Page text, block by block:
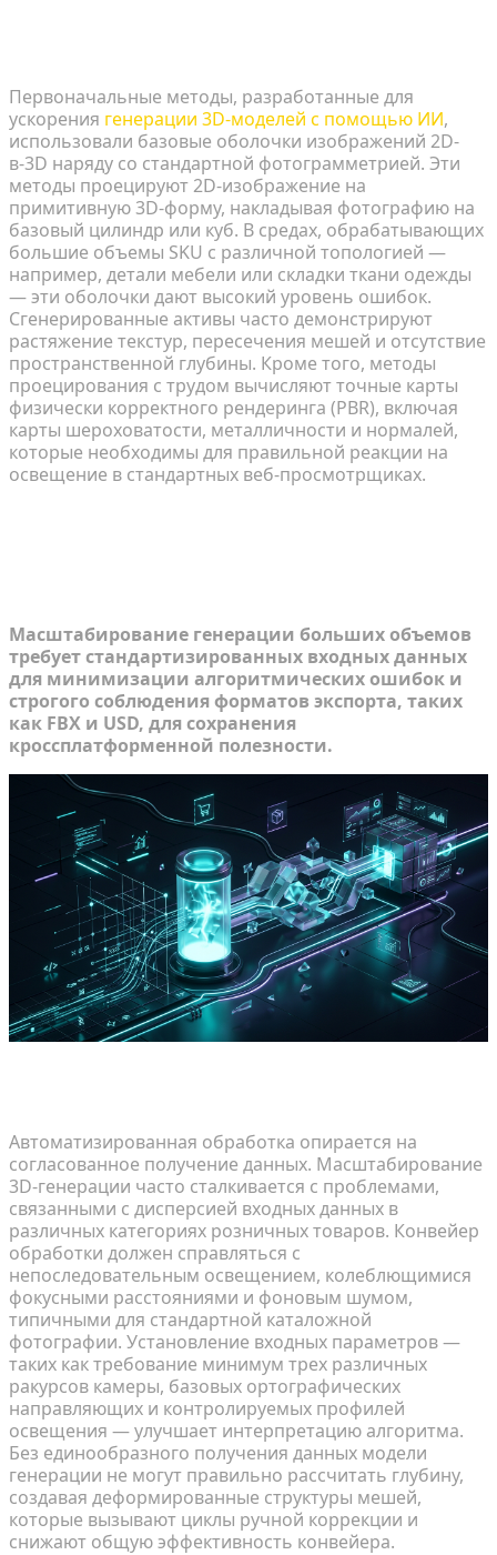
Первоначальные методы, разработанные для
ускорения генерации 3D-моделей с помощью ИИ,
использовали базовые оболочки изображений 2D-
в-3D наряду со стандартной фотограмметрией. Эти
методы проецируют 2D-изображение на
примитивную 3D-форму, накладывая фотографию на
базовый цилиндр или куб. В средах, обрабатывающих
большие объемы SKU с различной топологией —
например, детали мебели или складки ткани одежды
— эти оболочки дают высокий уровень ошибок.
Сгенерированные активы часто демонстрируют
растяжение текстур, пересечения мешей и отсутствие
пространственной глубины. Кроме того, методы
проецирования с трудом вычисляют точные карты
физически корректного рендеринга (PBR), включая
карты шероховатости, металличности и нормалей,
которые необходимы для правильной реакции на
освещение в стандартных веб-просмотрщиках.
Масштабирование генерации больших объемов
требует стандартизированных входных данных
для минимизации алгоритмических ошибок и
строгого соблюдения форматов экспорта, таких
как FBX и USD, для сохранения
кроссплатформенной полезности.
Автоматизированная обработка опирается на
согласованное получение данных. Масштабирование
3D-генерации часто сталкивается с проблемами,
связанными с дисперсией входных данных в
различных категориях розничных товаров. Конвейер
обработки должен справляться с
непоследовательным освещением, колеблющимися
фокусными расстояниями и фоновым шумом,
типичными для стандартной каталожной
фотографии. Установление входных параметров —
таких как требование минимум трех различных
ракурсов камеры, базовых ортографических
направляющих и контролируемых профилей
освещения — улучшает интерпретацию алгоритма.
Без единообразного получения данных модели
генерации не могут правильно рассчитать глубину,
создавая деформированные структуры мешей,
которые вызывают циклы ручной коррекции и
снижают общую эффективность конвейера.